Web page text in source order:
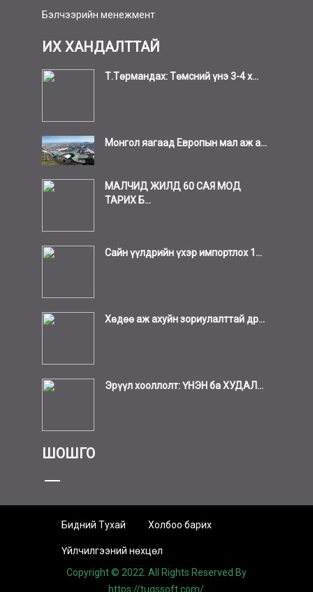
Бэлчээрийн менежмент
ИХ ХАНДАЛТТАЙ
Т.Төрмандах: Төмсний үнэ 3-4 х...
Монгол яагаад Европын мал аж а...
МАЛЧИД ЖИЛД 60 САЯ МОД
ТАРИХ Б...
Сайн үүлдрийн үхэр импортлох 1...
Хөдөө аж ахуйн зориулалттай др...
Эрүүл хооллолт: ҮНЭН ба ХУДАЛ...
ШОШГО
Бидний Тухай Холбоо барих
Үйлчилгээний нөхцөл
Copyright © 2022. All Rights Reserved By
https://tugssoft.com/